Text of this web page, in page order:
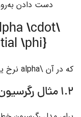
دست دادن
\cdot
\phi}
که در آن \alpha نرخ
۱.۲ مثال رگرسیون خطی